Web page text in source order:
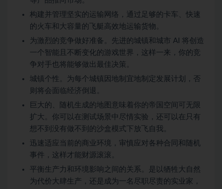
构建并管理坚实的运输网络，通过足够的卡车、快速
的火车和大容量的飞艇高效地运输货物。
为激烈的竞争做好准备。先进的城镇和城市 AI 将创造
一个智能且不断变化的游戏世界，这样一来，你的竞
争对手也将能够做出最佳决策。
城镇个性。为每个城镇因地制宜地制定发展计划，否
则将会面临经济倒退。
巨大的、随机生成的地图意味着你的帝国空间可无限
扩大。你可以在测试场景中尽情实验，还可以在只有
想不到没有做不到的沙盒模式下放飞自我。
迅速适应当前的商业环境，审慎应对各种合同和随机
事件，这样才能财源滚滚。
平衡生产力和环境影响之间的关系。是以牺牲大自然
为代价大肆生产，还是成为一名尽职尽责的实业家，